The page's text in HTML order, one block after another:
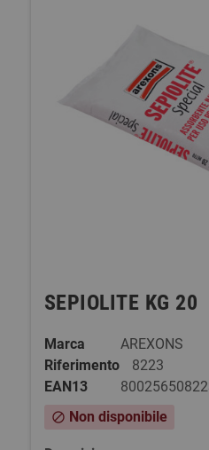
SEPIOLITE KG 20
Marca
AREXONS
Riferimento
8223
EAN13
block Non disponibile